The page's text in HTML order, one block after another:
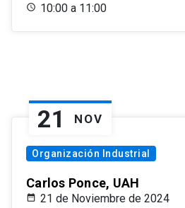
10:00 a 11:00
21 NOV
Organización Industrial
Carlos Ponce, UAH
21 de Noviembre de 2024